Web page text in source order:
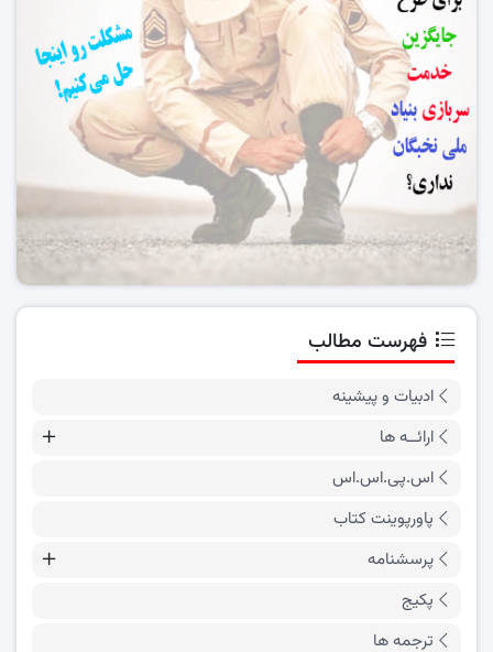
فهرست مطالب
ادبیات و پیشینه
ارائــه ها
اس.پی.اس.اس
پاورپوینت کتاب
پرسشنامه
پکیج
ترجمه ها